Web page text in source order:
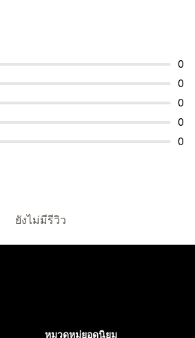
0
0
0
0
0
ยังไม่มีรีวิว
หมวดหมู่ยอดนิยม